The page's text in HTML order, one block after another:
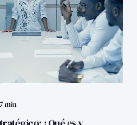
7 min